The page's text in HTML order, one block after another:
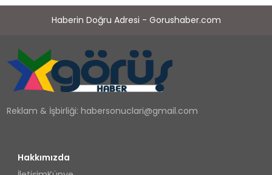
Haberin Doğru Adresi - Gorushaber.com
Reklam & İşbirliği:habersonuclari@gmail.com
Hakkımızda